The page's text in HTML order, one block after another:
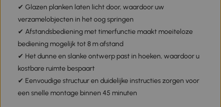
✔ Glazen planken laten licht door, waardoor uw
verzamelobjecten in het oog springen
✔ Afstandsbediening met timerfunctie maakt moeiteloze
bediening mogelijk tot 8 m afstand
✔ Het dunne en slanke ontwerp past in hoeken, waardoor u
kostbare ruimte bespaart
✔ Eenvoudige structuur en duidelijke instructies zorgen voor
een snelle montage binnen 45 minuten